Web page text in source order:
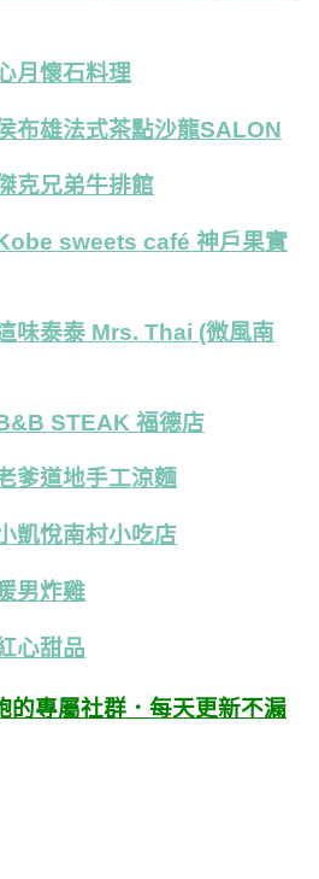
月懷石料理
布雄法式茶點沙龍SALON
克兄弟牛排館
sweets café 神戶果實
味泰泰 Mrs. Thai (微風南
STEAK 福德店
爹道地手工涼麵
凱悅南村小吃店
男炸雞
心甜品
專屬社群．每天更新不漏